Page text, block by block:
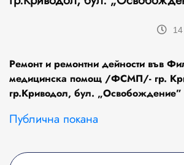
Ремонт и ремонтни дейности във
медицинска помощ /ФСМП/- гр.
гр.Криводол, бул.
Публична покана